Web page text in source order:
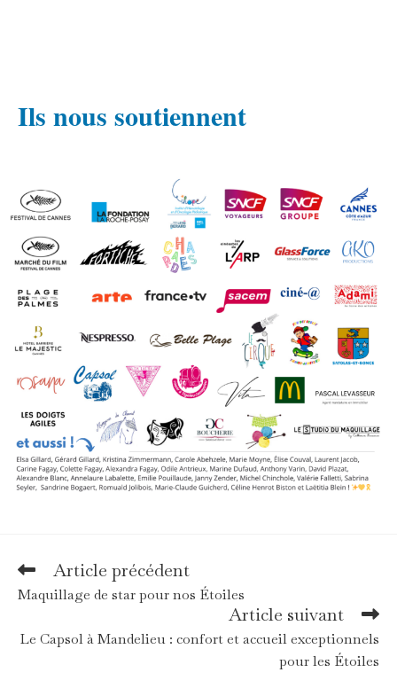
Ils nous soutiennent
Read
more
articles
Article précédent
Maquillage de star pour nos Étoiles
Article suivant
Le Capsol à Mandelieu : confort et accueil exceptionnels
pour les Étoiles